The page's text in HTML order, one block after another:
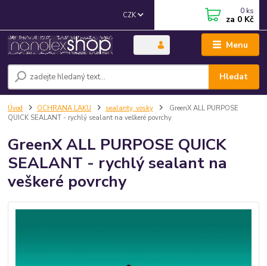
Menu
CZK
Hledat
0 ks
za 0 Kč
Úvod OCHRANA LAKU sealanty, vosky
GreenX ALL PURPOSE
QUICK SEALANT - rychlý sealant na veškeré povrchy
GreenX ALL PURPOSE QUICK
SEALANT - rychlý sealant na
veškeré povrchy